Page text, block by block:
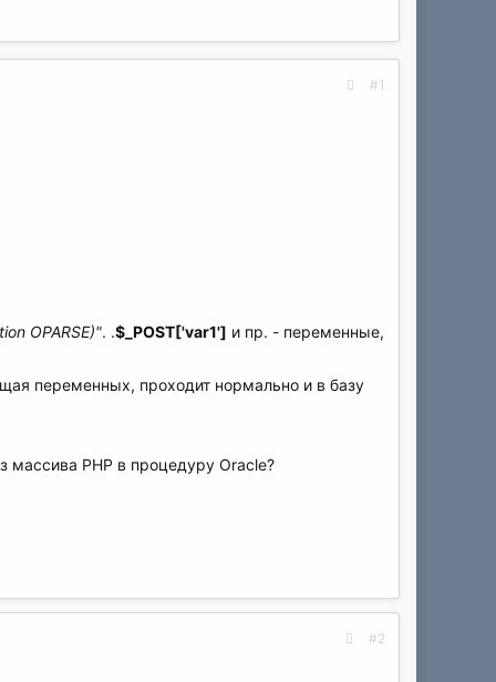
#1
OPARSE)". .$_POST['var1'] и пр. - переменные,
переменных, проходит нормально и в базу
массива PHP в процедуру Oracle?
#2